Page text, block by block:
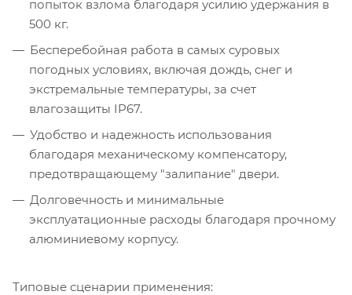
попыток взлома благодаря усилию удержания в
500 кг.
Бесперебойная работа в самых суровых
погодных условиях, включая дождь, снег и
экстремальные температуры, за счет
влагозащиты IP67.
Удобство и надежность использования
благодаря механическому компенсатору,
предотвращающему "залипание" двери.
Долговечность и минимальные
эксплуатационные расходы благодаря прочному
алюминиевому корпусу.
Типовые сценарии применения: